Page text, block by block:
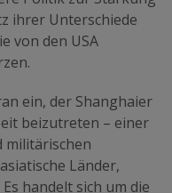
ihrer Unterschiede
von den USA
ein, der Shanghaier
beizutreten – einer
militärischen
Länder,
handelt sich um die